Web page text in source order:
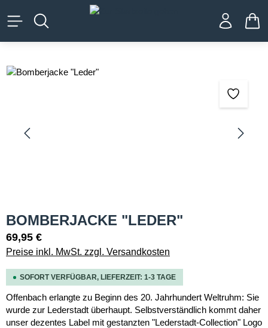
springen
Bildergalerie überspringen
BOMBERJACKE "LEDER"
69,95 €
Preise inkl. MwSt. zzgl. Versandkosten
SOFORT VERFÜGBAR, LIEFERZEIT: 1-3 TAGE
Offenbach erlangte zu Beginn des 20. Jahrhundert Weltruhm: Sie
wurde zur Lederstadt überhaupt. Selbstverständlich kommt daher
unser dezentes Label mit gestanzten "Lederstadt-Collection" Logo